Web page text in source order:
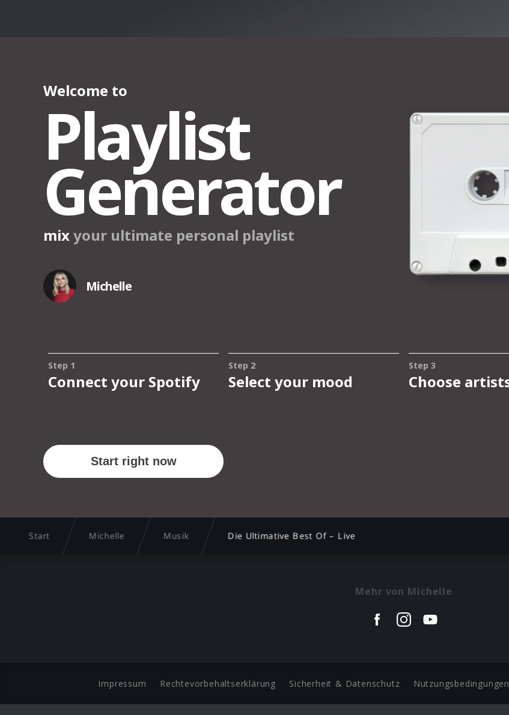
Start Michelle Musik Die Ultimative Best Of – Live
Mehr von Michelle
Impressum Rechtevorbehaltserklärung Sicherheit & Datenschutz Nutzungsbedingungen